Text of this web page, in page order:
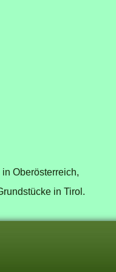
Oberösterreich,
in Tirol.